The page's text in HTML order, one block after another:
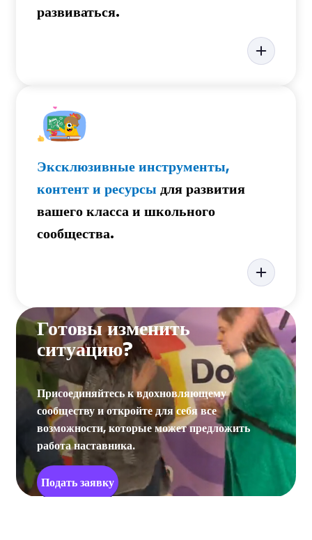
развиваться.
Эксклюзивные инструменты,
контент и ресурсы для развития
вашего класса и школьного
сообщества.
Готовы изменить
ситуацию?
Присоединяйтесь к вдохновляющему
сообществу и откройте для себя все
возможности, которые может предложить
работа наставника.
Подать заявку